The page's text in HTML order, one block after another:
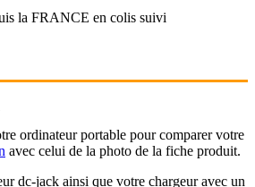
la FRANCE en colis suivi
ordinateur portable pour comparer votre
avec celui de la photo de la fiche produit.
dc-jack ainsi que votre chargeur avec un